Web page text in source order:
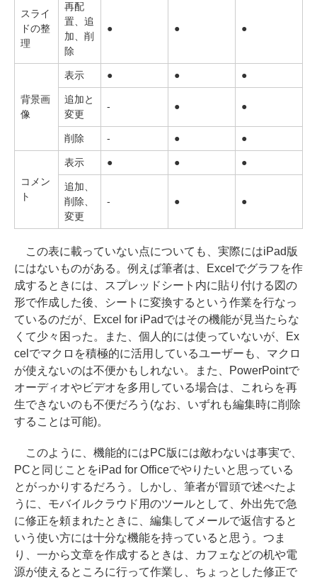
スライ
ドの整
理
再配
置、追
加、削
除
● ● ●
背景画
像
表示 ● ● ●
追加と
変更
- ● ●
削除 - ● ●
コメン
ト
表示 ● ● ●
追加、
削除、
変更
- ● ●
この表に載っていない点についても、実際にはiPad版
にはないものがある。例えば筆者は、Excelでグラフを作
成するときには、スプレッドシート内に貼り付ける図の
形で作成した後、シートに変換するという作業を行なっ
ているのだが、Excel for iPadではその機能が見当たらな
くて少々困った。また、個人的には使っていないが、Ex
celでマクロを積極的に活用しているユーザーも、マクロ
が使えないのは不便かもしれない。また、PowerPointで
オーディオやビデオを多用している場合は、これらを再
生できないのも不便だろう(なお、いずれも編集時に削除
することは可能)。
このように、機能的にはPC版には敵わないは事実で、
PCと同じことをiPad for Officeでやりたいと思っている
とがっかりするだろう。しかし、筆者が冒頭で述べたよ
うに、モバイルクラウド用のツールとして、外出先で急
に修正を頼まれたときに、編集してメールで返信すると
いう使い方には十分な機能を持っていると思う。つま
り、一から文章を作成するときは、カフェなどの机や電
源が使えるところに行って作業し、ちょっとした修正で